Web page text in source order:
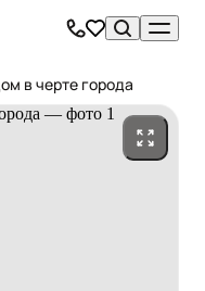
в черте города